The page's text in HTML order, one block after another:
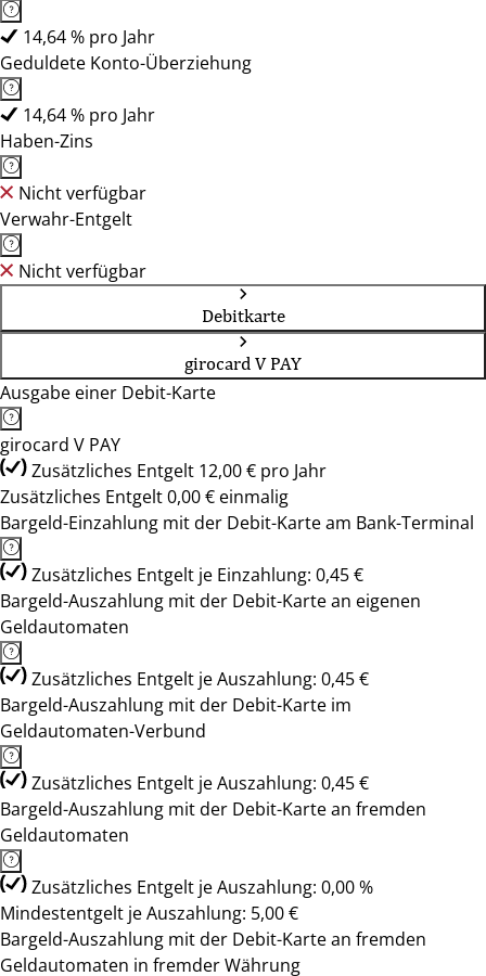
14,64 % pro Jahr
Geduldete Konto-Überziehung
14,64 % pro Jahr
Haben-Zins
Nicht verfügbar
Verwahr-Entgelt
Nicht verfügbar
Debitkarte
girocard V PAY
Ausgabe einer Debit-Karte
girocard V PAY
Zusätzliches Entgelt 12,00 € pro Jahr
Zusätzliches Entgelt 0,00 € einmalig
Bargeld-Einzahlung mit der Debit-Karte am Bank-Terminal
Zusätzliches Entgelt je Einzahlung: 0,45 €
Bargeld-Auszahlung mit der Debit-Karte an eigenen
Geldautomaten
Zusätzliches Entgelt je Auszahlung: 0,45 €
Bargeld-Auszahlung mit der Debit-Karte im
Geldautomaten-Verbund
Zusätzliches Entgelt je Auszahlung: 0,45 €
Bargeld-Auszahlung mit der Debit-Karte an fremden
Geldautomaten
Zusätzliches Entgelt je Auszahlung: 0,00 %
Mindestentgelt je Auszahlung: 5,00 €
Bargeld-Auszahlung mit der Debit-Karte an fremden
Geldautomaten in fremder Währung